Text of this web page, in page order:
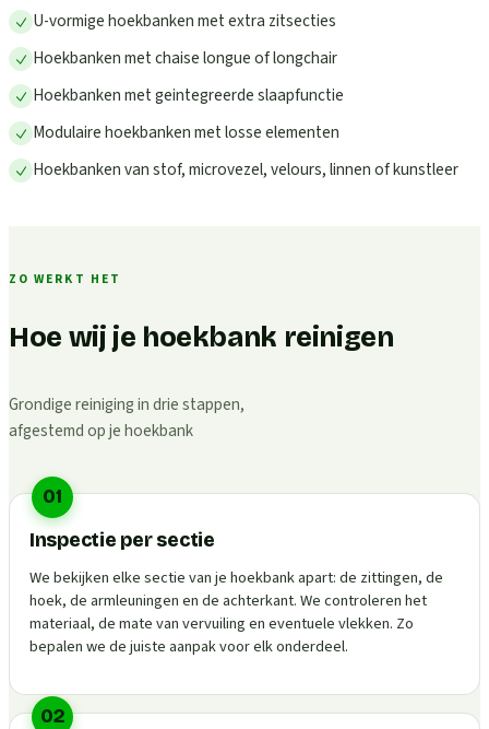
U-vormige hoekbanken met extra zitsecties
Hoekbanken met chaise longue of longchair
Hoekbanken met geintegreerde slaapfunctie
Modulaire hoekbanken met losse elementen
Hoekbanken van stof, microvezel, velours, linnen of kunstleer
ZO WERKT HET
Hoe wij je hoekbank reinigen
Grondige reiniging in drie stappen,
afgestemd op je hoekbank
01
Inspectie per sectie
We bekijken elke sectie van je hoekbank apart: de zittingen, de
hoek, de armleuningen en de achterkant. We controleren het
materiaal, de mate van vervuiling en eventuele vlekken. Zo
bepalen we de juiste aanpak voor elk onderdeel.
02